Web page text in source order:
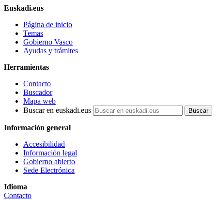
Euskadi.eus
Página de inicio
Temas
Gobierno Vasco
Ayudas y trámites
Herramientas
Contacto
Buscador
Mapa web
Buscar en euskadi.eus
Información general
Accesibilidad
Información legal
Gobierno abierto
Sede Electrónica
Idioma
Contacto